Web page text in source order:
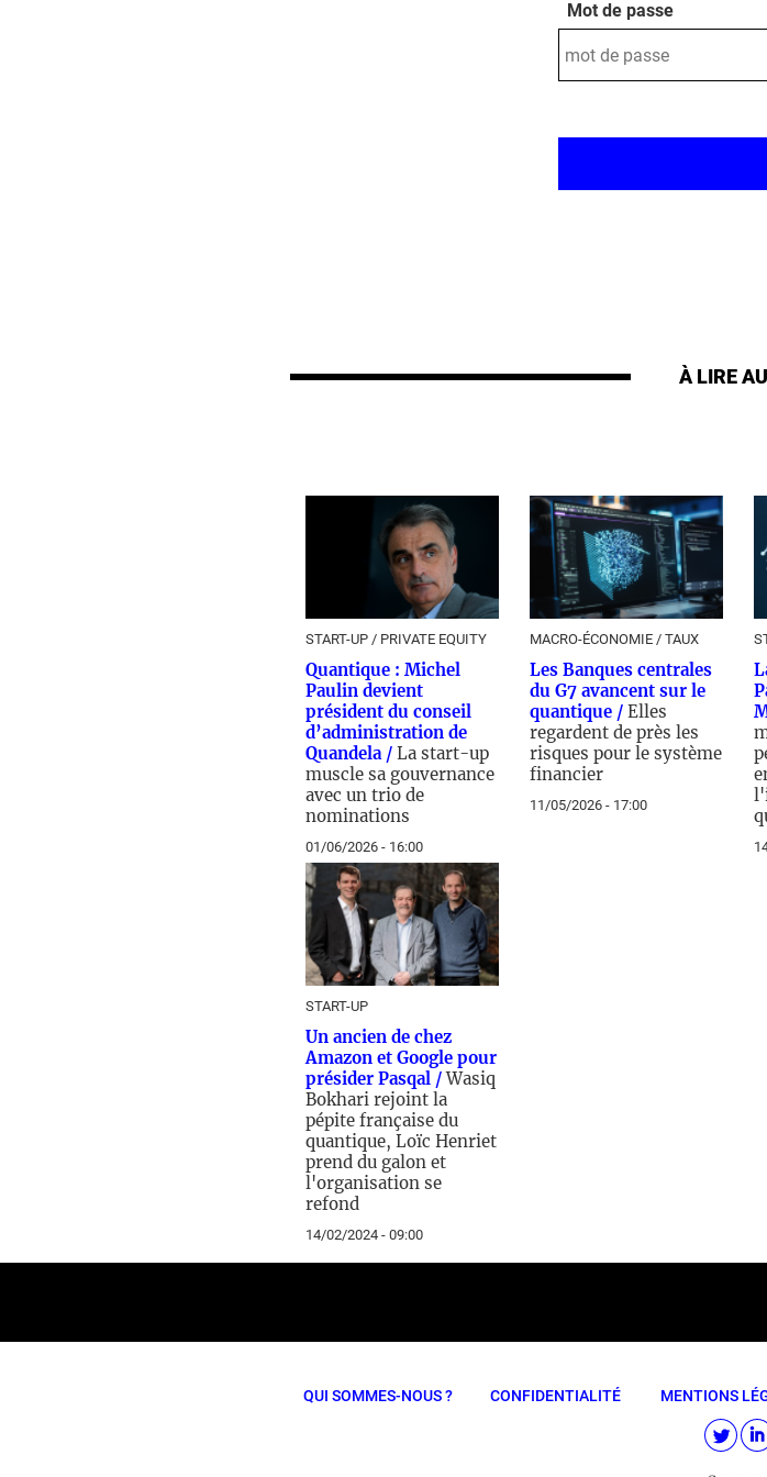
Mot de passe
À LIRE
START-UP / PRIVATE EQUITY
Quantique : Michel
Paulin devient
président du conseil
d’administration de
Quandela / La start-up
muscle sa gouvernance
avec un trio de
nominations
01/06/2026 - 16:00
MACRO-ÉCONOMIE / TAUX
Les Banques centrales
du G7 avancent sur le
quantique / Elles
regardent de près les
risques pour le système
financier
11/05/2026 - 17:00
START-UP
Un ancien de chez
Amazon et Google pour
présider Pasqal /Wasiq
Bokhari rejoint la
pépite française du
quantique, Loïc Henriet
prend du galon et
l'organisation se
refond
14/02/2024 - 09:00
QUI SOMMES-NOUS ? CONFIDENTIALITÉ MENTIONS